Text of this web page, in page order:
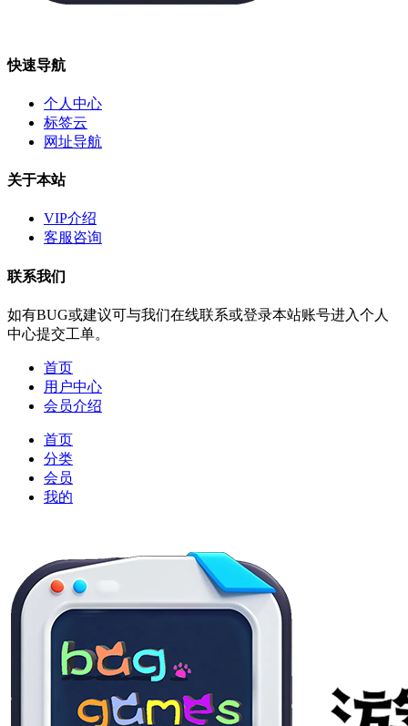
快速导航
个人中心
标签云
网址导航
关于本站
VIP介绍
客服咨询
联系我们
如有BUG或建议可与我们在线联系或登录本站账号进入个人
中心提交工单。
首页
用户中心
会员介绍
首页
分类
会员
我的